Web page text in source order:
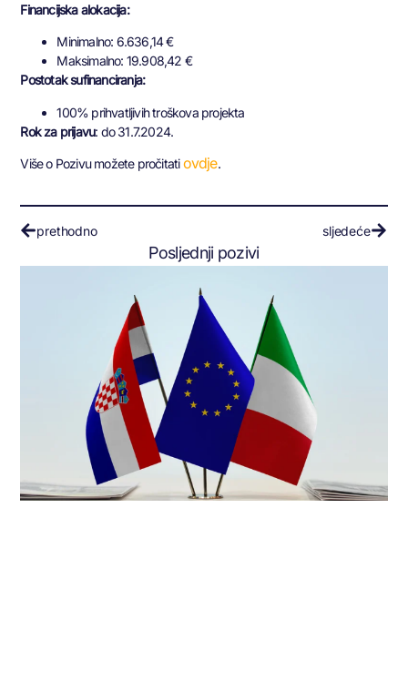
Financijska alokacija:
Minimalno: 6.636,14 €
Maksimalno: 19.908,42 €
Postotak sufinanciranja:
100% prihvatljivih troškova projekta
Rok za prijavu: do 31.7.2024.
Više o Pozivu možete pročitatiovdje.
prethodno sljedeće
Posljednji pozivi